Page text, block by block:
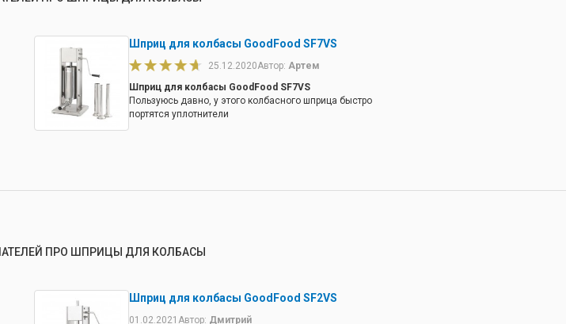
Шприц для колбасы GoodFood SF7VS
25.12.2020Автор: Артем
Шприц для колбасы GoodFood SF7VS
Пользуюсь давно, у этого колбасного шприца быстро
портятся уплотнители
ПРО ШПРИЦЫ ДЛЯ КОЛБАСЫ
Шприц для колбасы GoodFood SF2VS
01.02.2021 Автор: Дмитрий